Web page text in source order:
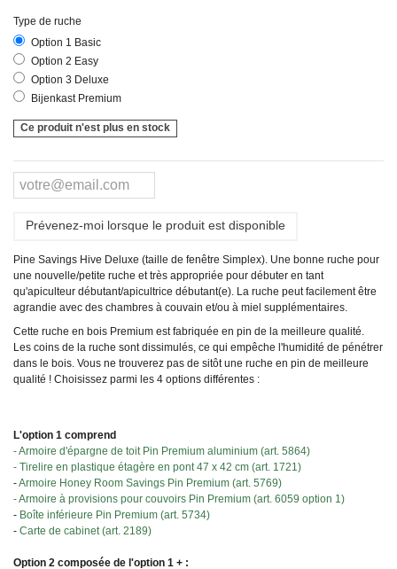
Type de ruche
Option 1 Basic
Option 2 Easy
Option 3 Deluxe
Bijenkast Premium
Ce produit n'est plus en stock
Prévenez-moi lorsque le produit est disponible
Pine Savings Hive Deluxe (taille de fenêtre Simplex). Une bonne ruche pour
une nouvelle/petite ruche et très appropriée pour débuter en tant
qu'apiculteur débutant/apicultrice débutant(e). La ruche peut facilement être
agrandie avec des chambres à couvain et/ou à miel supplémentaires.
Cette ruche en bois Premium est fabriquée en pin de la meilleure qualité.
Les coins de la ruche sont dissimulés, ce qui empêche l'humidité de pénétrer
dans le bois. Vous ne trouverez pas de sitôt une ruche en pin de meilleure
qualité ! Choisissez parmi les 4 options différentes :
L'option 1 comprend
- Armoire d'épargne de toit Pin Premium aluminium (art. 5864)
- Tirelire en plastique étagère en pont 47 x 42 cm (art. 1721)
-Armoire Honey Room Savings Pin Premium (art. 5769)
- Armoire à provisions pour couvoirs Pin Premium (art. 6059 option 1)
- Boîte inférieure Pin Premium (art. 5734)
- Carte de cabinet (art. 2189)
Option 2 composée de l'option 1 + :